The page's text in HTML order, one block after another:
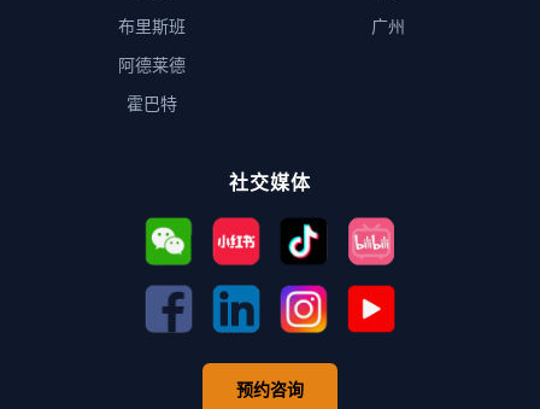
布里斯班
阿德莱德
霍巴特
广州
社交媒体
预约咨询